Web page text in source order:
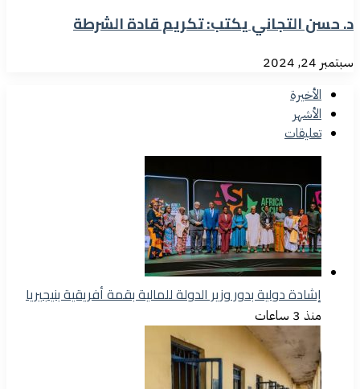
د. حسن التجاني يكتب: تكريم قادة الشرطة
سبتمبر 24, 2024
الأخيرة
الأشهر
تعليقات
إشادة دولية بدور وزير الدولة للمالية بقمة أفريقية بنيجيريا
منذ 3 ساعات